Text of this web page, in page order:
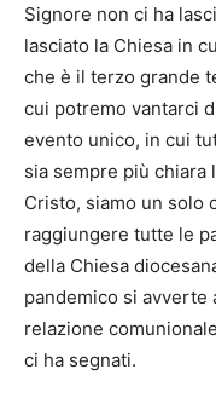
Signore non ci ha
lasciato la Chiesa in
che è il terzo grande
cui potremo vantarci
evento unico, in cui
sia sempre più chiara
Cristo, siamo un solo
raggiungere tutte le
della Chiesa
pandemico si avverte
relazione
ci ha segnati.